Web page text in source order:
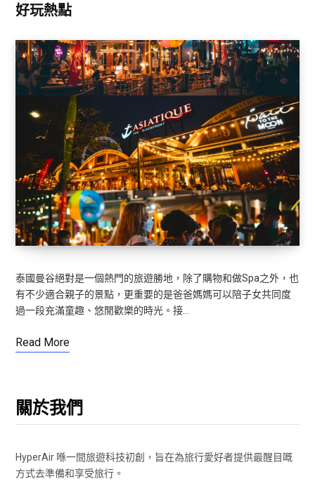
好玩熱點
泰國曼谷絕對是一個熱門的旅遊勝地，除了購物和做Spa之外，也
有不少適合親子的景點，更重要的是爸爸媽媽可以陪子女共同度
過一段充滿童趣、悠閒歡樂的時光。接…
Read More
關於我們
HyperAir 喺一間旅遊科技初創，旨在為旅行愛好者提供最醒目嘅
方式去準備和享受旅行。